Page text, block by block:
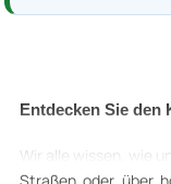
Entdecken Sie den
Wir alle wissen, wie